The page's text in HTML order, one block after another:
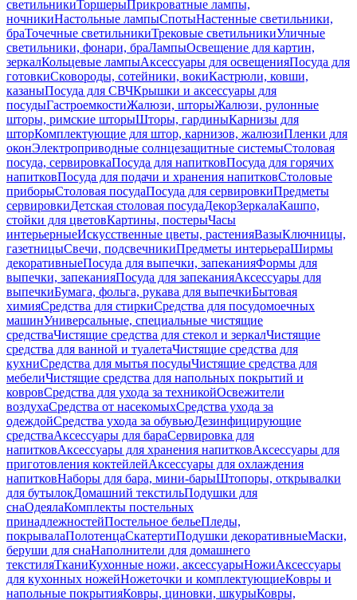
светильникиТоршерыПрикроватные лампы,
ночникиНастольные лампыСпотыНастенные светильники,
браТочечные светильникиТрековые светильникиУличные
светильники, фонари, браЛампыОсвещение для картин,
зеркалКольцевые лампыАксессуары для освещенияПосуда для
готовкиСковороды, сотейники, вокиКастрюли, ковши,
казаныПосуда для СВЧКрышки и аксессуары для
посудыГастроемкостиЖалюзи, шторыЖалюзи, рулонные
шторы, римские шторыШторы, гардиныКарнизы для
шторКомплектующие для штор, карнизов, жалюзиПленки для
оконЭлектроприводные солнцезащитные системыСтоловая
посуда, сервировкаПосуда для напитковПосуда для горячих
напитковПосуда для подачи и хранения напитковСтоловые
приборыСтоловая посудаПосуда для сервировкиПредметы
сервировкиДетская столовая посудаДекорЗеркалаКашпо,
стойки для цветовКартины, постерыЧасы
интерьерныеИскусственные цветы, растенияВазыКлючницы,
газетницыСвечи, подсвечникиПредметы интерьераШирмы
декоративныеПосуда для выпечки, запеканияФормы для
выпечки, запеканияПосуда для запеканияАксессуары для
выпечкиБумага, фольга, рукава для выпечкиБытовая
химияСредства для стиркиСредства для посудомоечных
машинУниверсальные, специальные чистящие
средстваЧистящие средства для стекол и зеркалЧистящие
средства для ванной и туалетаЧистящие средства для
кухниСредства для мытья посудыЧистящие средства для
мебелиЧистящие средства для напольных покрытий и
ковровСредства для ухода за техникойОсвежители
воздухаСредства от насекомыхСредства ухода за
одеждойСредства ухода за обувьюДезинфицирующие
средстваАксессуары для бараСервировка для
напитковАксессуары для хранения напитковАксессуары для
приготовления коктейлейАксессуары для охлаждения
напитковНаборы для бара, мини-барыШтопоры, открывалки
для бутылокДомашний текстильПодушки для
снаОдеялаКомплекты постельных
принадлежностейПостельное бельеПледы,
покрывалаПолотенцаСкатертиПодушки декоративныеМаски,
беруши для снаНаполнители для домашнего
текстиляТканиКухонные ножи, аксессуарыНожиАксессуары
для кухонных ножейНожеточки и комплектующиеКовры и
напольные покрытияКовры, циновки, шкурыКовры,